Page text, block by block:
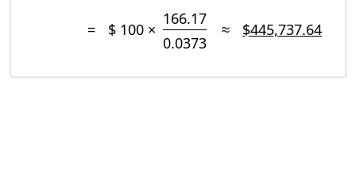
= $ 100 ×
166.17
0.0373
≈ $445,737.64